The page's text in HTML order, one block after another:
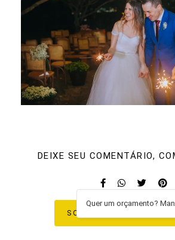
DEIXE SEU COMENTÁRIO,
SOLICITE SEU
Quer um orçamento?